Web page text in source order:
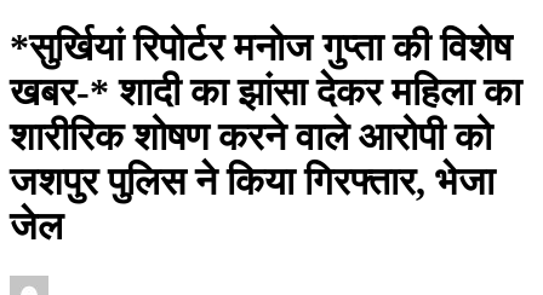
*सुर्खियां रिपोर्टर मनोज गुप्ता की विशेष
खबर-* शादी का झांसा देकर महिला का
शारीरिक शोषण करने वाले आरोपी को
जशपुर पुलिस ने किया गिरफ्तार, भेजा
जेल